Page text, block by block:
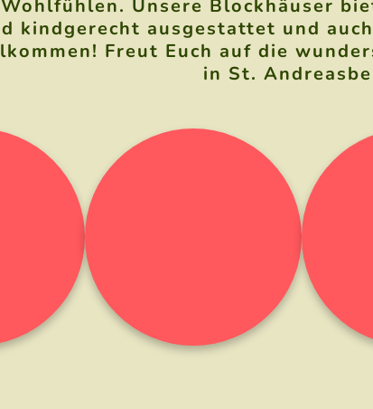
Unsere Blockhäuser
kindgerecht ausgestattet und
Freut Euch auf die
in St.